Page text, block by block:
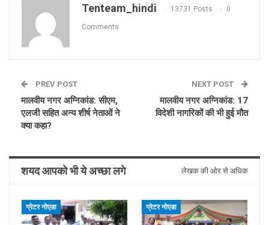
Tenteam_hindi 13731 Posts 0
Comments
PREV POST
मालवीय नगर अग्निकांड: सीएम,
एलजी सहित अन्य शीर्ष नेताओं ने
क्या कहा?
NEXT POST
मालवीय नगर अग्निकांड: 17
विदेशी नागरिकों की भी हुई मौत
शयद आपको भी ये अच्छा लगे लेखक की ओर से अधिक
ग्रेटर नोएडा ग्रेटर नोएडा